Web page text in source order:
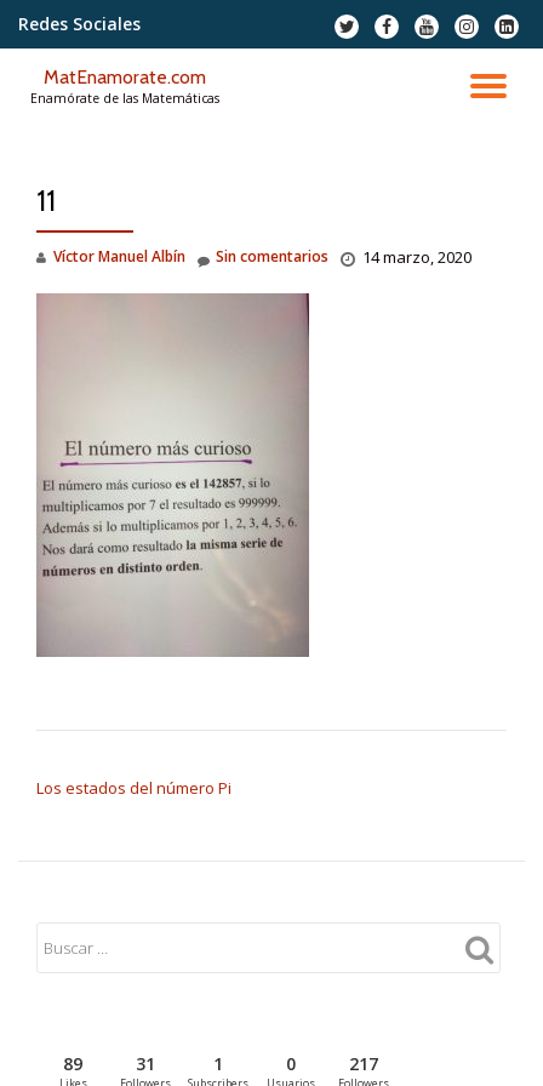
contenido
Redes Sociales
fa-
twitter
fa-
facebook
fa-
youtube
fa-
instagram
fa-
MatEnamorate.com
Enamórate de las Matemáticas
11
Víctor Manuel Albín 14 marzo, 2020
Sin comentarios
Los estados del número Pi
89 31 1 0 217